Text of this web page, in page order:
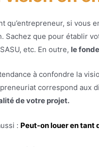
qu’entrepreneur, si vous
Sachez que pour établir
etc. En outre, le
à confondre la
correspond aux
de votre projet.
: Peut-on louer en tant